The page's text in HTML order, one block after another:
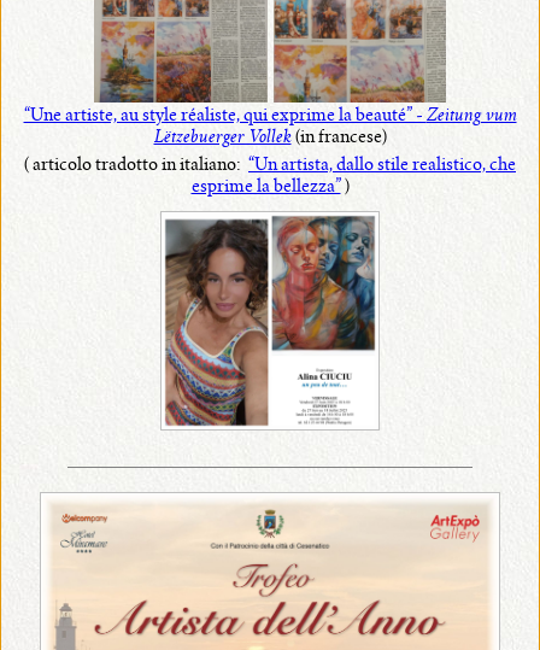
“Une artiste, au style réaliste, qui exprime la beauté” - Zeitung vum
Lëtzebuerger Vollek(in francese)
( articolo tradotto in italiano:
“Un artista, dallo stile realistico, che
esprime la bellezza”
)